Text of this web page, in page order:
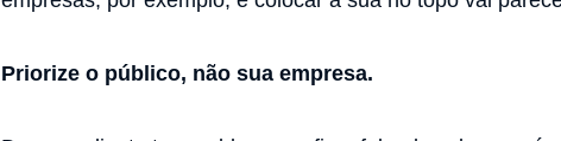
Priorize o público, não sua empresa.